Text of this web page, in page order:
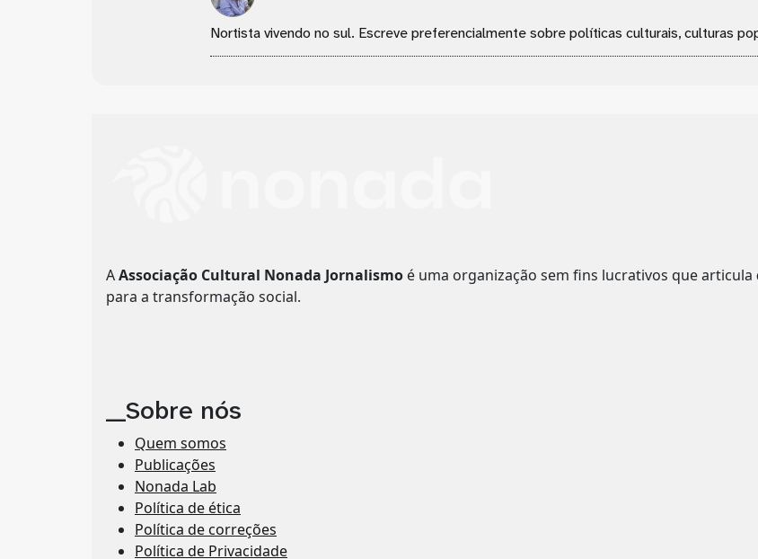
Nortista vivendo no sul. Escreve preferencialmente sobre políticas culturais, culturas
AAssociação Cultural Nonada Jornalismo é uma organização sem fins lucrativos que articula
para a transformação social.
__Sobre nós
Quem somos
Publicações
Nonada Lab
Política de ética
Política de correções
Política de Privacidade